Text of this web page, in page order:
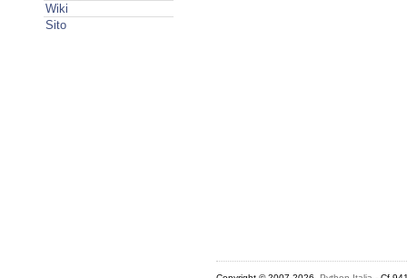
Wiki
Sito